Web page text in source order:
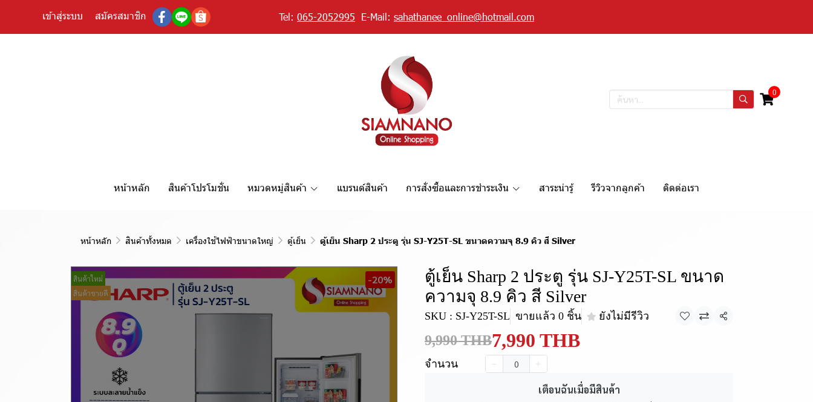
เข้าสู่ระบบ สมัครสมาชิก Tel: 065-2052995 E-Mail: sahathanee_online@hotmail.com
0
หน้าหลัก สินค้าโปรโมชั่น หมวดหมู่สินค้า แบรนด์สินค้า การสั่งซื้อและการชำระเงิน สาระน่ารู้ รีวิวจากลูกค้า ติดต่อเรา
หน้าหลัก สินค้าทั้งหมด เครื่องใช้ไฟฟ้าขนาดใหญ่ ตู้เย็น ตู้เย็น Sharp 2 ประตู รุ่น SJ-Y25T-SL ขนาดความจุ 8.9 คิว สี Silver
สินค้าใหม่
สินค้าขายดี
-20%
ตู้เย็น Sharp 2 ประตู รุ่น SJ-Y25T-SL ขนาด
ความจุ 8.9 คิว สี Silver
SKU : SJ-Y25T-SL ขายแล้ว 0 ชิ้น ยังไม่มีรีวิว แชร์
9,990 THB7,990 THB
จำนวน
เตือนฉันเมื่อมีสินค้า